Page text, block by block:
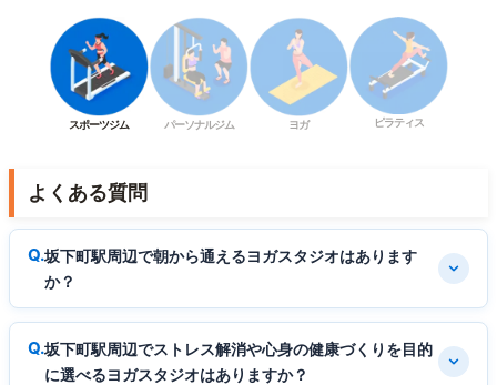
スポーツジム パーソナルジム ヨガ ピラティス
よくある質問
坂下町駅周辺で朝から通えるヨガスタジオはあります
か？
坂下町駅周辺でストレス解消や心身の健康づくりを目的
に選べるヨガスタジオはありますか？